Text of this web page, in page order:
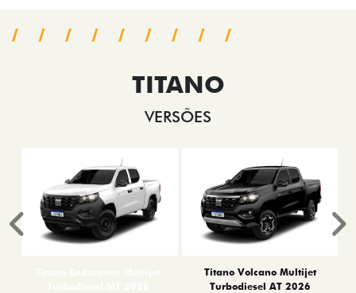
TITANO
VERSÕES
Titano Volcano Multijet
Turbodiesel AT 2026
Anterior